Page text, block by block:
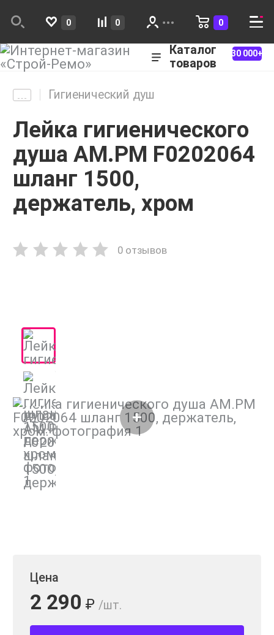
0 0 0
Каталог
товаров
30 000+
Гигиенический душ
Лейка гигиенического
душа AM.PM F0202064
шланг 1500,
держатель, хром
0 отзывов
Цена
2 290 ₽ /шт.